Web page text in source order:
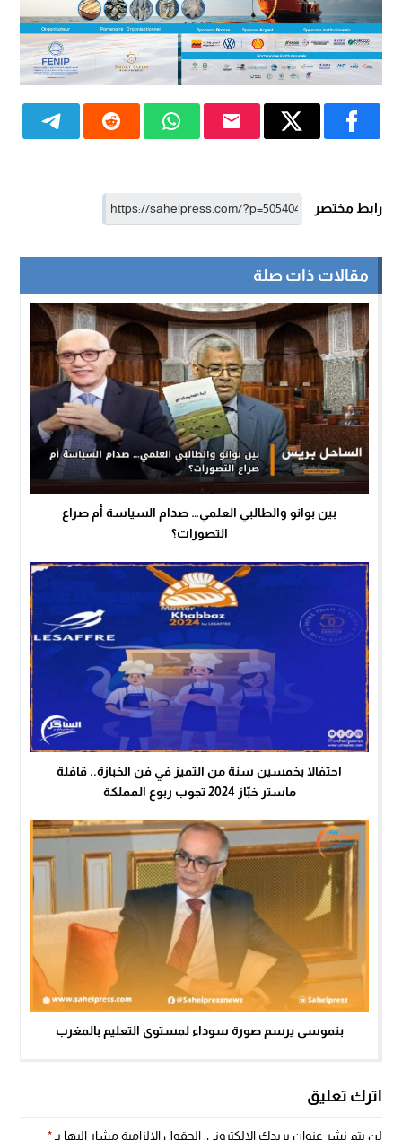
رابط مختصر
مقالات ذات صلة
بين بوانو والطالبي العلمي… صدام السياسة أم صراع
التصورات؟
احتفالا بخمسين سنة من التميز في فن الخبازة.. قافلة
ماستر خبّاز 2024 تجوب ربوع المملكة
بنموسى يرسم صورة سوداء لمستوى التعليم بالمغرب
اترك تعليق
لن يتم نشر عنوان بريدك الإلكتروني. الحقول الإلزامية مشار إليها بـ*